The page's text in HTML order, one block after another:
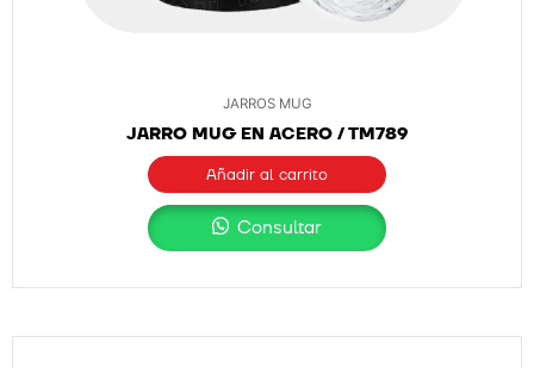
JARROS MUG
JARRO MUG EN ACERO / TM789
Añadir al carrito
Consultar